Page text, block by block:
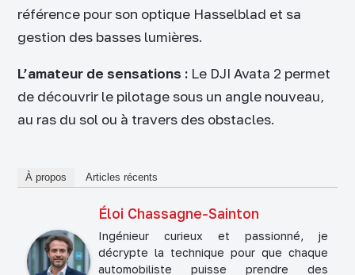
référence pour son optique Hasselblad et sa
gestion des basses lumières.
L’amateur de sensations : Le DJI Avata 2 permet
de découvrir le pilotage sous un angle nouveau,
au ras du sol ou à travers des obstacles.
À propos Articles récents
Éloi Chassagne-Sainton
Ingénieur curieux et passionné, je
décrypte la technique pour que chaque
automobiliste puisse prendre des